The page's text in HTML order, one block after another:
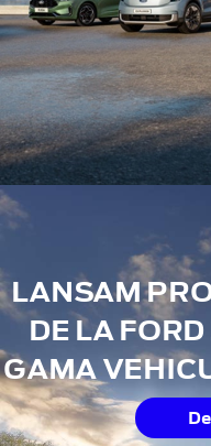
LANSAM
DE LA
GAMA